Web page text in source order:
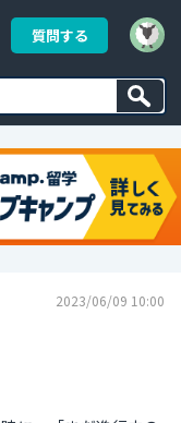
質問する
2023/06/09 10:00